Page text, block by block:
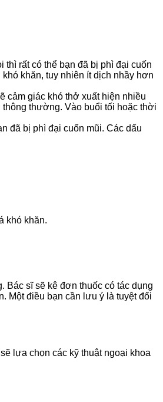
thì rất có thể bạn đã bị phì đại cuốn
khăn, tuy nhiên ít dịch nhầy hơn
cảm giác khó thở xuất hiện nhiều
thường. Vào buổi tối hoặc thời
đã bị phì đại cuốn mũi. Các dấu
khó khăn.
sĩ sẽ kê đơn thuốc có tác dụng
Một điều bạn cần lưu ý là tuyệt đối
lựa chọn các kỹ thuật ngoại khoa